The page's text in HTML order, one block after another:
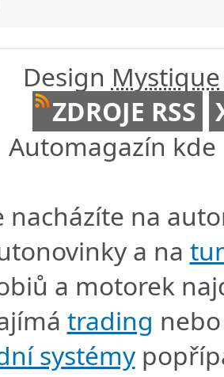
Design Mystique
ZDROJE RSS
Automagazín
nacházíte na
a na
a motorek
trading
systémy